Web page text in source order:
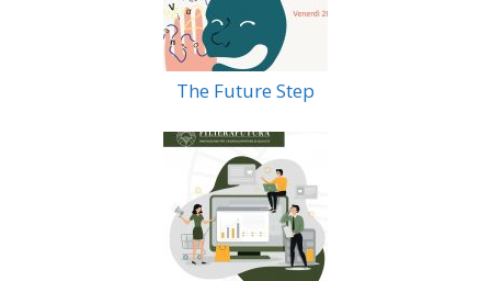
The Future Step